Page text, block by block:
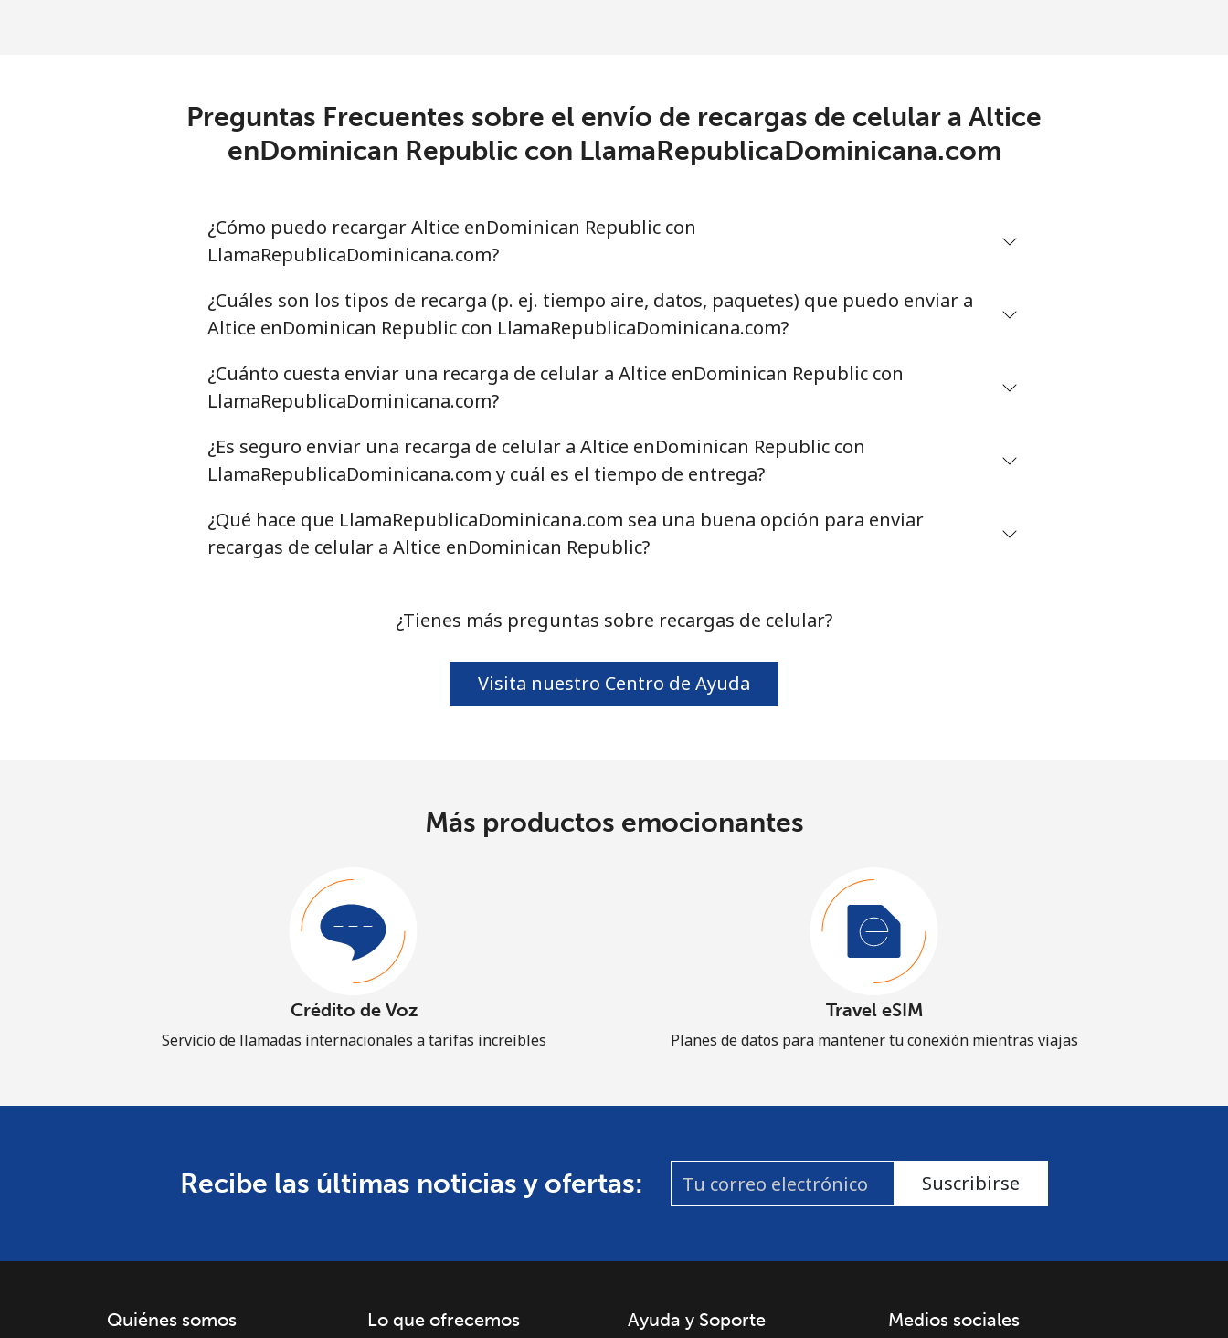
Preguntas Frecuentes sobre el envío de recargas de celular a Altice
enDominican Republic con LlamaRepublicaDominicana.com
¿Cómo puedo recargar Altice enDominican Republic con
LlamaRepublicaDominicana.com?
¿Cuáles son los tipos de recarga (p. ej. tiempo aire, datos, paquetes) que puedo enviar a
Altice enDominican Republic con LlamaRepublicaDominicana.com?
¿Cuánto cuesta enviar una recarga de celular a Altice enDominican Republic con
LlamaRepublicaDominicana.com?
¿Es seguro enviar una recarga de celular a Altice enDominican Republic con
LlamaRepublicaDominicana.com y cuál es el tiempo de entrega?
¿Qué hace que LlamaRepublicaDominicana.com sea una buena opción para enviar
recargas de celular a Altice enDominican Republic?
¿Tienes más preguntas sobre recargas de celular?
Visita nuestro Centro de Ayuda
Más productos emocionantes
Crédito de Voz
Servicio de llamadas internacionales a tarifas increíbles
Travel eSIM
Planes de datos para mantener tu conexión mientras viajas
Recibe las últimas noticias y ofertas: Suscribirse
Quiénes somos Lo que ofrecemos Ayuda y Soporte Medios sociales